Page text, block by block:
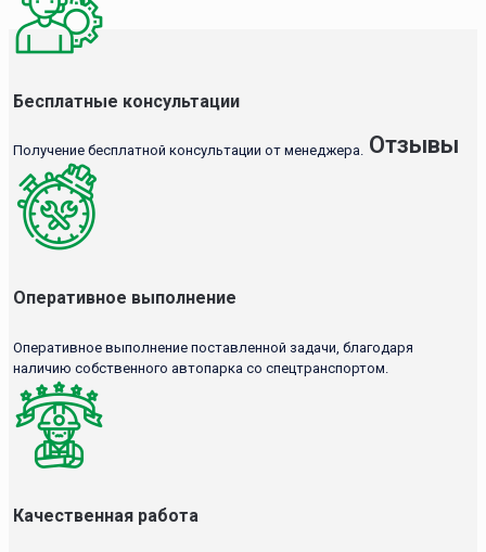
Бесплатные консультации
Получение бесплатной консультации от менеджера.
Оперативное выполнение
Оперативное выполнение поставленной задачи, благодаря
наличию собственного автопарка со спецтранспортом.
Качественная работа
Отзывы